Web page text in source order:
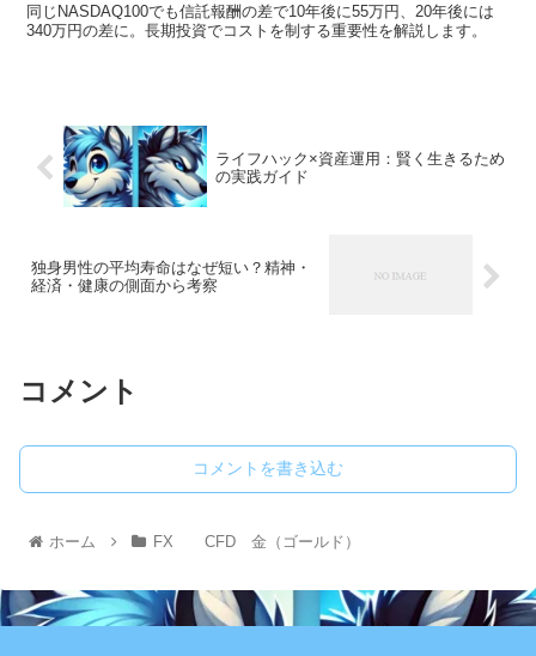
同じNASDAQ100でも信託報酬の差で10年後に55万円、20年後には
340万円の差に。長期投資でコストを制する重要性を解説します。
ライフハック×資産運用：賢く生きるため
の実践ガイド
独身男性の平均寿命はなぜ短い？精神・
経済・健康の側面から考察
コメント
コメントを書き込む
ホーム FX CFD 金（ゴールド）